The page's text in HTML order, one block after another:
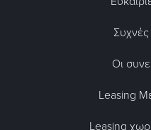
Οι
Leasing
Leasing